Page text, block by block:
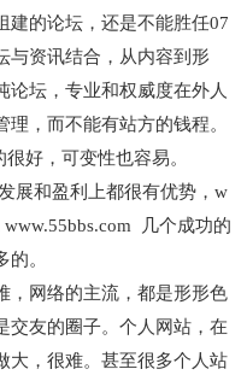
建的论坛，还是不能胜任07
与资讯结合，从内容到形
论坛，专业和权威度在外人
，而不能有站方的钱程。
好，可变性也容易。
展和盈利上都很有优势，w
几个成功的
。
，网络的主流，都是形形色
交友的圈子。个人网站，在
大，很难。甚至很多个人站